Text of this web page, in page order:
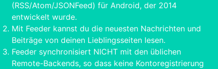
(RSS/Atom/JSONFeed) für Android, der 2014
entwickelt wurde.
Mit Feeder kannst du die neuesten Nachrichten und
Beiträge von deinen Lieblingsseiten lesen.
Feeder synchronisiert NICHT mit den üblichen
Remote-Backends, so dass keine Kontoregistrierung